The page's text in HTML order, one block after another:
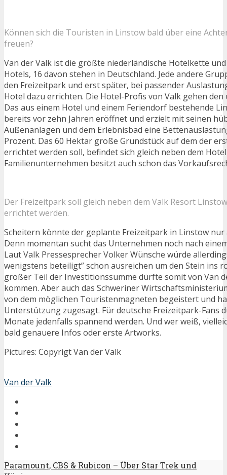
Können sich die Touristen in Linstow bald über eine
freuen?
Van der Valk ist die größte niederländische Hotelkette
Hotels, 16 davon stehen in Deutschland. Jede andere
den Freizeitpark und erst später, bei passender
Hotel dazu errichten. Die Hotel-Profis von Valk gehen
Das aus einem Hotel und einem Feriendorf bestehende
bereits vor zehn Jahren eröffnet und erzielt mit seinen
Außenanlagen und dem Erlebnisbad eine
Prozent. Das 60 Hektar große Grundstück auf dem der
errichtet werden soll, befindet sich gleich neben dem
Familienunternehmen besitzt auch schon das
Der Freizeitpark soll gleich neben dem Valk Resort Linstow
errichtet werden.
Scheitern könnte der geplante Freizeitpark in Linstow nur
Denn momentan sucht das Unternehmen noch nach
Laut Valk Pressesprecher Volker Wünsche würde
wenigstens beteiligt” schon ausreichen um den Stein ins
großer Teil der Investitionssumme dürfte somit von Van
kommen. Aber auch das Schweriner
von dem möglichen Touristenmagneten begeistert und
Unterstützung zugesagt. Für deutsche Freizeitpark-Fans
Monate jedenfalls spannend werden. Und wer weiß,
bald genauere Infos oder erste Artworks.
Pictures: Copyrigt Van der Valk
Van der Valk
Paramount, CBS & Rubicon – Über Star Trek und